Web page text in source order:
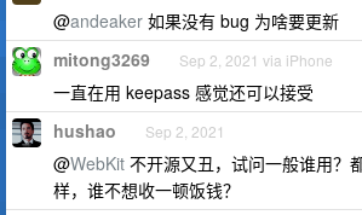
@andeaker 如果没有 bug 为啥要更新
mitong3269 Sep 2, 2021 via iPhone
一直在用 keepass 感觉还可以接受
hushao Sep 2, 2021
@WebKit 不开源又丑，试问一般谁用？
样，谁不想收一顿饭钱？